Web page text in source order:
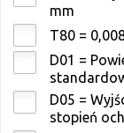
mm
T80 =
D01 =
D05 =
stopień